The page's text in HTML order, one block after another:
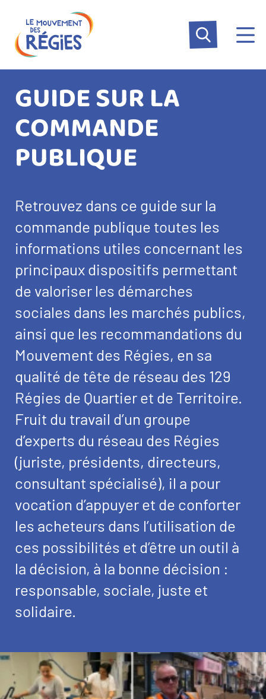
contenu
principal
GUIDE SUR LA
COMMANDE
PUBLIQUE
Retrouvez dans ce guide sur la
commande publique toutes les
informations utiles concernant les
principaux dispositifs permettant
de valoriser les démarches
sociales dans les marchés publics,
ainsi que les recommandations du
Mouvement des Régies, en sa
qualité de tête de réseau des 129
Régies de Quartier et de Territoire.
Fruit du travail d’un groupe
d’experts du réseau des Régies
(juriste, présidents, directeurs,
consultant spécialisé), il a pour
vocation d’appuyer et de conforter
les acheteurs dans l’utilisation de
ces possibilités et d’être un outil à
la décision, à la bonne décision :
responsable, sociale, juste et
solidaire.